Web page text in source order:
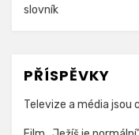
slovník
PŘÍSPĚVKY
Televize a média